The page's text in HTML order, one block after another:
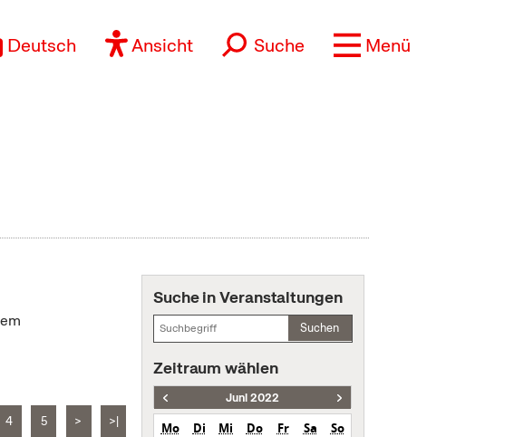
Deutsch Ansicht Suche Menü
4 5 > >|
Suche in Veranstaltungen
Suchen
Zeitraum wählen
Juni 2022
Mo Di Mi Do Fr Sa
So